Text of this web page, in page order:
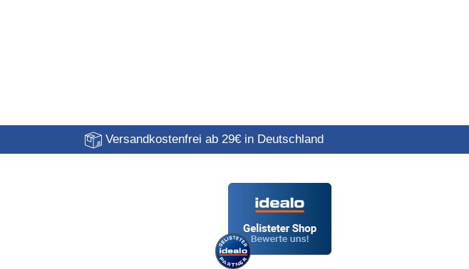
Versandkostenfrei ab 29€ in Deutschland